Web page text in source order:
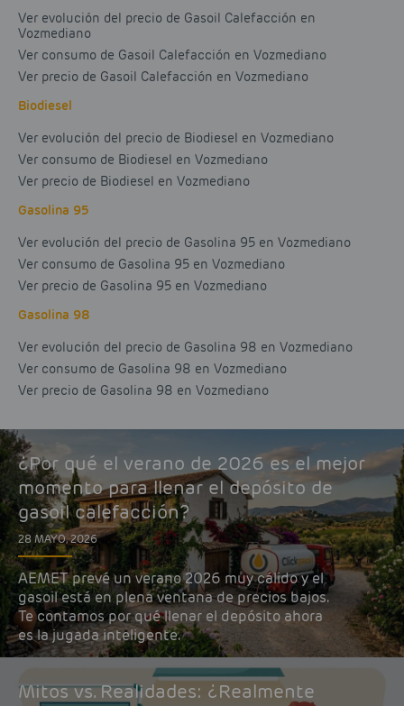
Ver evolución del precio de Gasoil Calefacción en
Vozmediano
Ver consumo de Gasoil Calefacción en Vozmediano
Ver precio de Gasoil Calefacción en Vozmediano
Biodiesel
Ver evolución del precio de Biodiesel en Vozmediano
Ver consumo de Biodiesel en Vozmediano
Ver precio de Biodiesel en Vozmediano
Gasolina 95
Ver evolución del precio de Gasolina 95 en Vozmediano
Ver consumo de Gasolina 95 en Vozmediano
Ver precio de Gasolina 95 en Vozmediano
Gasolina 98
Ver evolución del precio de Gasolina 98 en Vozmediano
Ver consumo de Gasolina 98 en Vozmediano
Ver precio de Gasolina 98 en Vozmediano
¿Por qué el verano de 2026 es el mejor
momento para llenar el depósito de
gasoil calefacción?
28 MAYO, 2026
AEMET prevé un verano 2026 muy cálido y el
gasoil está en plena ventana de precios bajos.
Te contamos por qué llenar el depósito ahora
es la jugada inteligente.
Mitos vs. Realidades: ¿Realmente